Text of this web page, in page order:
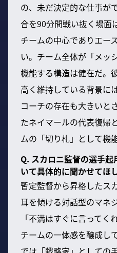
の、未だ決定的な仕事が
合を90分間戦い抜く場面
チームの中心でありエー
い。チーム全体が「メッ
機能する構造は健在だ。
高く維持している背景に
コーチの存在も大きいと
たネイマールの代表復帰
ムの「切り札」として機
Q. スカロニ監督の選手
いて具体的に聞かせてほ
暫定監督から昇格したス
耳を傾ける対話型のマネ
「不満はすぐに言ってく
チームの一体感を醸成し